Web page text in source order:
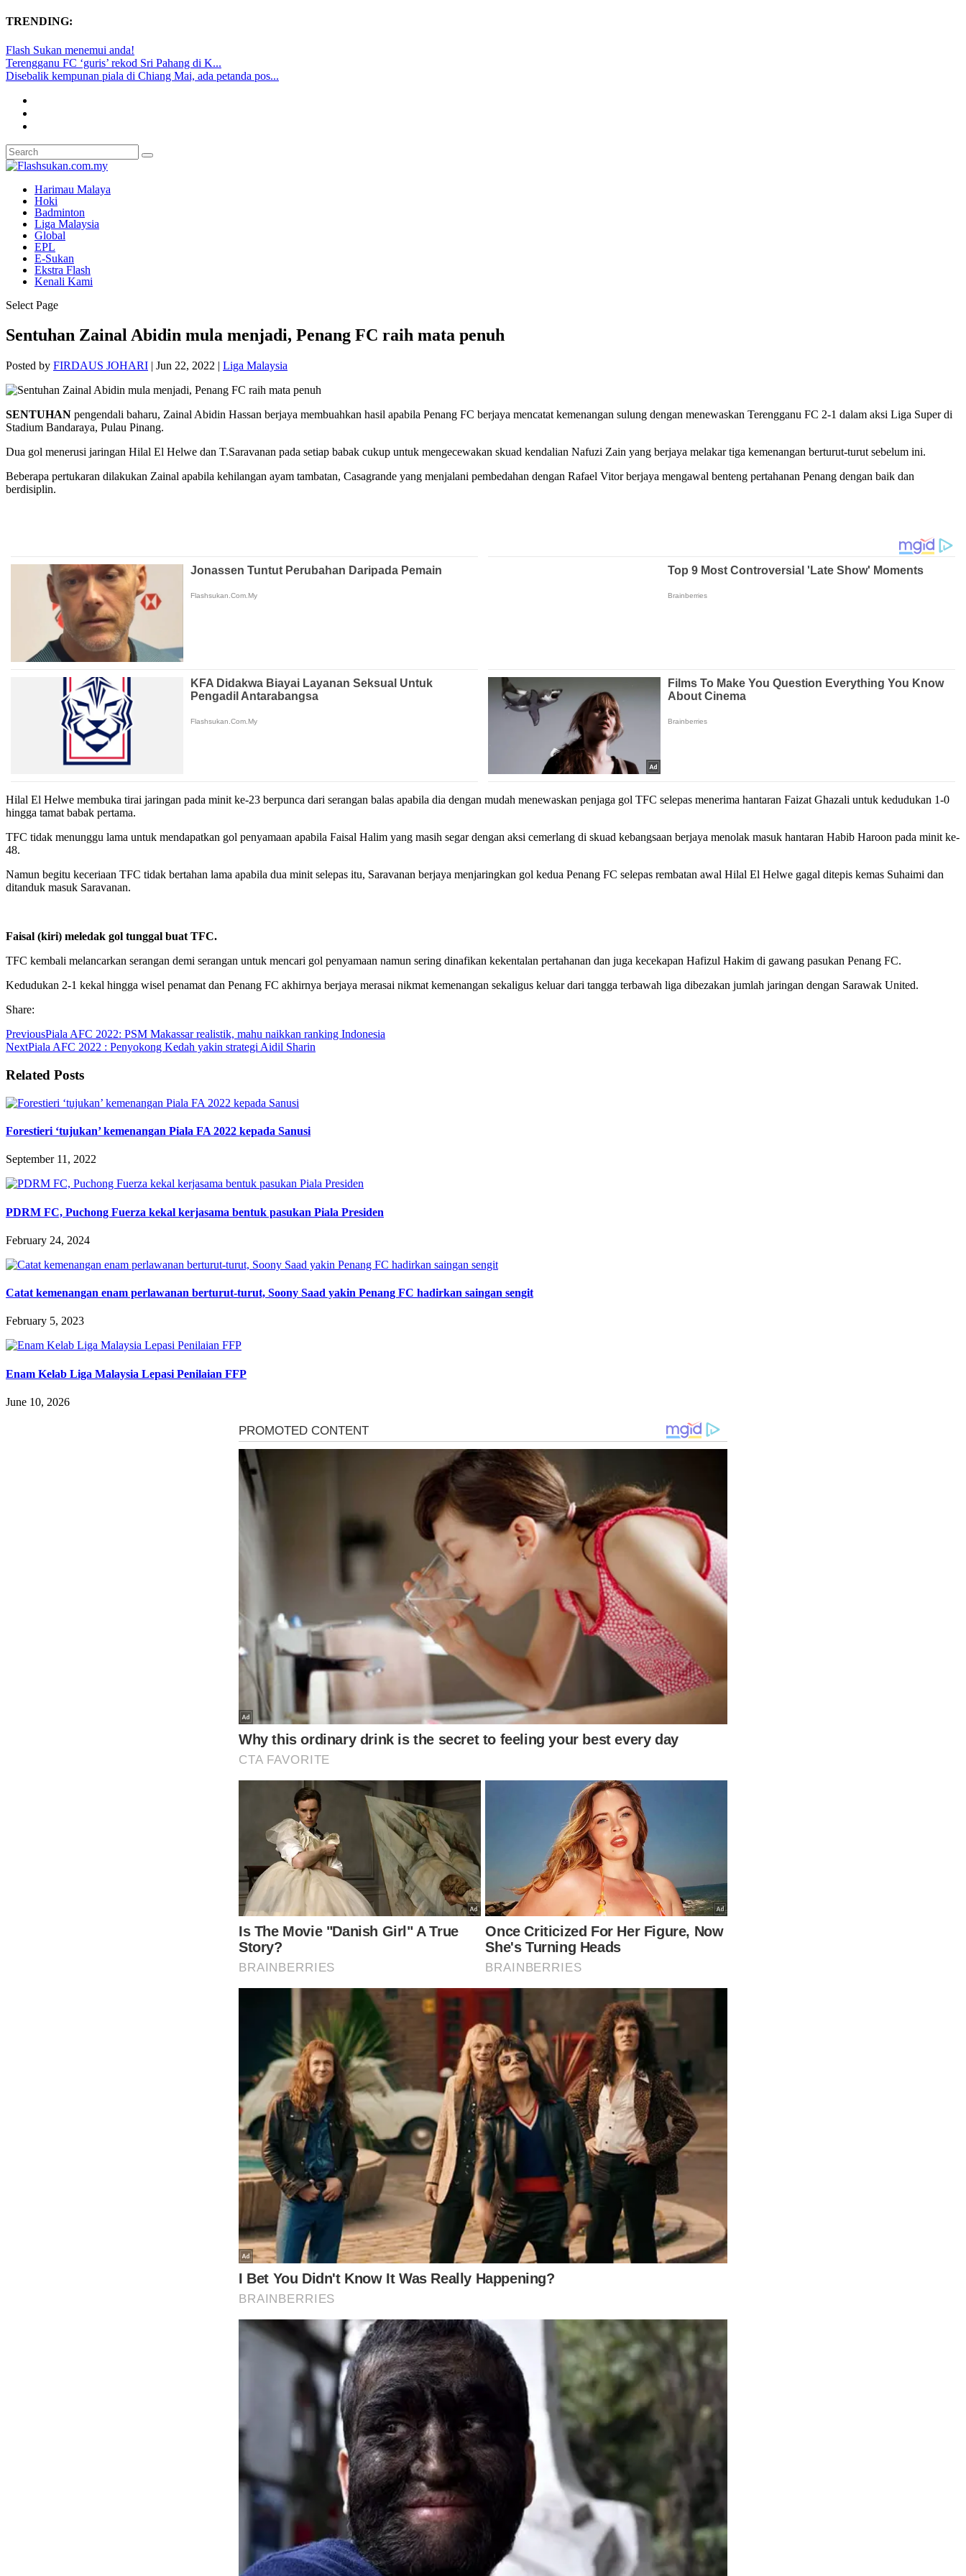
TRENDING:
Flash Sukan menemui anda!
Terengganu FC ‘guris’ rekod Sri Pahang di K...
Disebalik kempunan piala di Chiang Mai, ada petanda pos...
Harimau Malaya
Hoki
Badminton
Liga Malaysia
Global
EPL
E-Sukan
Ekstra Flash
Kenali Kami
Select Page
Sentuhan Zainal Abidin mula menjadi, Penang FC raih mata penuh
Posted by FIRDAUS JOHARI | Jun 22, 2022 | Liga Malaysia
SENTUHAN pengendali baharu, Zainal Abidin Hassan berjaya membuahkan hasil apabila Penang FC berjaya mencatat kemenangan sulung dengan menewaskan Terengganu FC 2-1 dalam aksi Liga Super di
Stadium Bandaraya, Pulau Pinang.
Dua gol menerusi jaringan Hilal El Helwe dan T.Saravanan pada setiap babak cukup untuk mengecewakan skuad kendalian Nafuzi Zain yang berjaya melakar tiga kemenangan berturut-turut sebelum ini.
Beberapa pertukaran dilakukan Zainal apabila kehilangan ayam tambatan, Casagrande yang menjalani pembedahan dengan Rafael Vitor berjaya mengawal benteng pertahanan Penang dengan baik dan
berdisiplin.
Hilal El Helwe membuka tirai jaringan pada minit ke-23 berpunca dari serangan balas apabila dia dengan mudah menewaskan penjaga gol TFC selepas menerima hantaran Faizat Ghazali untuk kedudukan 1-0
hingga tamat babak pertama.
TFC tidak menunggu lama untuk mendapatkan gol penyamaan apabila Faisal Halim yang masih segar dengan aksi cemerlang di skuad kebangsaan berjaya menolak masuk hantaran Habib Haroon pada minit ke-
48.
Namun begitu keceriaan TFC tidak bertahan lama apabila dua minit selepas itu, Saravanan berjaya menjaringkan gol kedua Penang FC selepas rembatan awal Hilal El Helwe gagal ditepis kemas Suhaimi dan
ditanduk masuk Saravanan.
Faisal (kiri) meledak gol tunggal buat TFC.
TFC kembali melancarkan serangan demi serangan untuk mencari gol penyamaan namun sering dinafikan kekentalan pertahanan dan juga kecekapan Hafizul Hakim di gawang pasukan Penang FC.
Kedudukan 2-1 kekal hingga wisel penamat dan Penang FC akhirnya berjaya merasai nikmat kemenangan sekaligus keluar dari tangga terbawah liga dibezakan jumlah jaringan dengan Sarawak United.
Share:
PreviousPiala AFC 2022: PSM Makassar realistik, mahu naikkan ranking Indonesia
NextPiala AFC 2022 : Penyokong Kedah yakin strategi Aidil Sharin
Related Posts
Forestieri ‘tujukan’ kemenangan Piala FA 2022 kepada Sanusi
September 11, 2022
PDRM FC, Puchong Fuerza kekal kerjasama bentuk pasukan Piala Presiden
February 24, 2024
Catat kemenangan enam perlawanan berturut-turut, Soony Saad yakin Penang FC hadirkan saingan sengit
February 5, 2023
Enam Kelab Liga Malaysia Lepasi Penilaian FFP
June 10, 2026